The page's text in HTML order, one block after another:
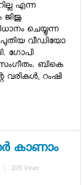
എന്ന
ജിജു
ചെയ്യുന്ന
പുതിയ വീഡിയോ
ഗോപി
ബികെ
വരികള്‍, റംഷി
കാണാം
| 226 Views